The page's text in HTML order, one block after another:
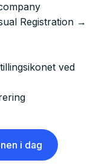
Registration →
ved
i dag